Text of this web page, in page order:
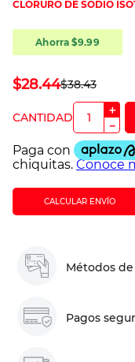
CLORURO DE SODIO
Ahorra$9.99
$38.43
$28.44
＋
－
CALCULAR ENVÍO
Métodos
Pagos